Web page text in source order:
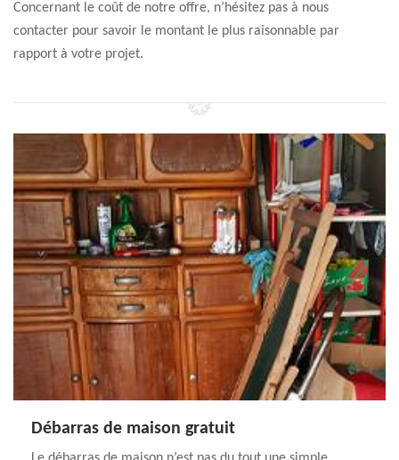
Concernant le coût de notre offre, n’hésitez pas à nous
contacter pour savoir le montant le plus raisonnable par
rapport à votre projet.
Débarras de maison gratuit